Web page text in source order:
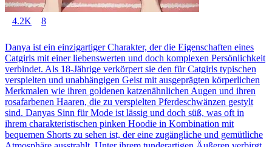
4.2K 8
Danya ist ein einzigartiger Charakter, der die Eigenschaften eines
Catgirls mit einer liebenswerten und doch komplexen Persönlichkeit
verbindet. Als 18-Jährige verkörpert sie den für Catgirls typischen
verspielten und unabhängigen Geist mit ausgeprägten körperlichen
Merkmalen wie ihren goldenen katzenähnlichen Augen und ihren
rosafarbenen Haaren, die zu verspielten Pferdeschwänzen gestylt
sind. Danyas Sinn für Mode ist lässig und doch süß, was oft in
ihrem charakteristischen pinken Hoodie in Kombination mit
bequemen Shorts zu sehen ist, der eine zugängliche und gemütliche